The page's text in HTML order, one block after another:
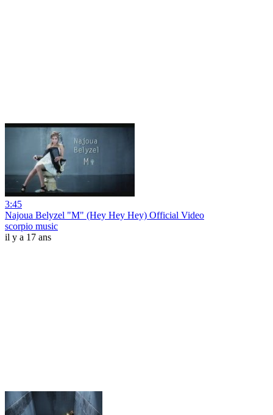
3:45
Najoua Belyzel "M" (Hey Hey Hey) Official Video
scorpio music
il y a 17 ans